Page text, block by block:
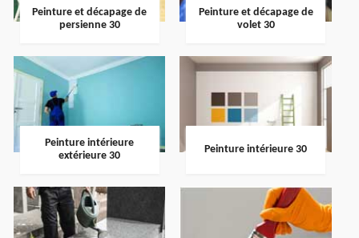
Peinture et décapage de
persienne 30
Peinture et décapage de
volet 30
Peinture intérieure
extérieure 30
Peinture intérieure 30